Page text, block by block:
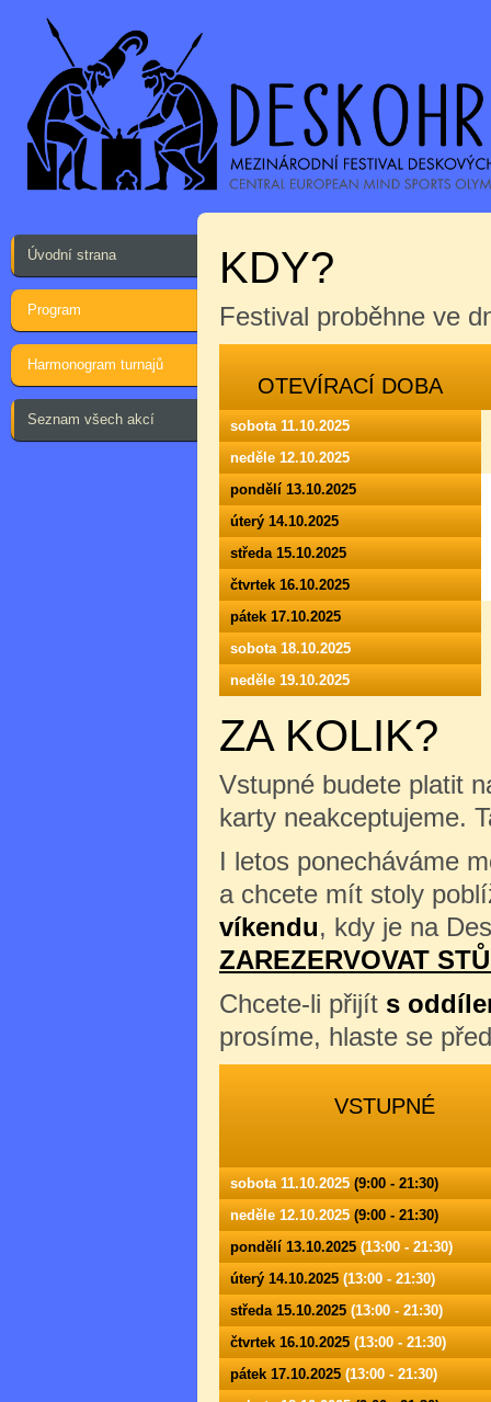
Úvodní strana
Program
Harmonogram turnajů
Seznam všech akcí
KDY?
Festival proběhne ve
OTEVÍRACÍ DOBA
sobota 11.10.2025
neděle 12.10.2025
pondělí 13.10.2025
úterý 14.10.2025
středa 15.10.2025
čtvrtek 16.10.2025
pátek 17.10.2025
sobota 18.10.2025
neděle 19.10.2025
ZA KOLIK?
Vstupné budete platit
karty neakceptujeme.
I letos ponecháváme
a chcete mít stoly
víkendu, kdy je na
ZAREZERVOVAT
Chcete-li přijít s
prosíme, hlaste se
VSTUPNÉ
sobota 11.10.2025 (9:00 - 21:30)
neděle 12.10.2025 (9:00 - 21:30)
pondělí 13.10.2025 (13:00 - 21:30)
úterý 14.10.2025 (13:00 - 21:30)
středa 15.10.2025 (13:00 - 21:30)
čtvrtek 16.10.2025 (13:00 - 21:30)
pátek 17.10.2025 (13:00 - 21:30)